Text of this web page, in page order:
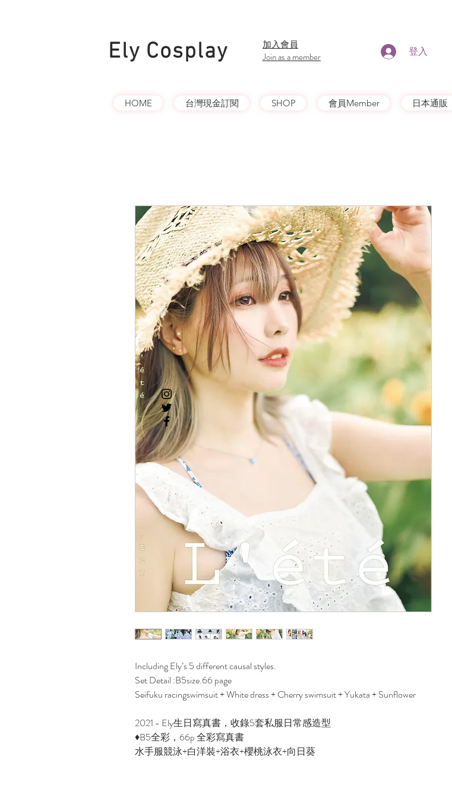
Ely Cosplay 登入
​加入會員
Join as a member
HOME 台灣現金訂閱 SHOP 會員Member 日本通販
Including Ely’s 5 different causal styles.
Set Detail :B5size.66 page
Seifuku racingswimsuit + White dress + Cherry swimsuit + Yukata + Sunflower
2021 - Ely生日寫真書，收錄5套私服日常感造型
♦B5全彩，66p 全彩寫真書
水手服競泳+白洋裝+浴衣+櫻桃泳衣+向日葵